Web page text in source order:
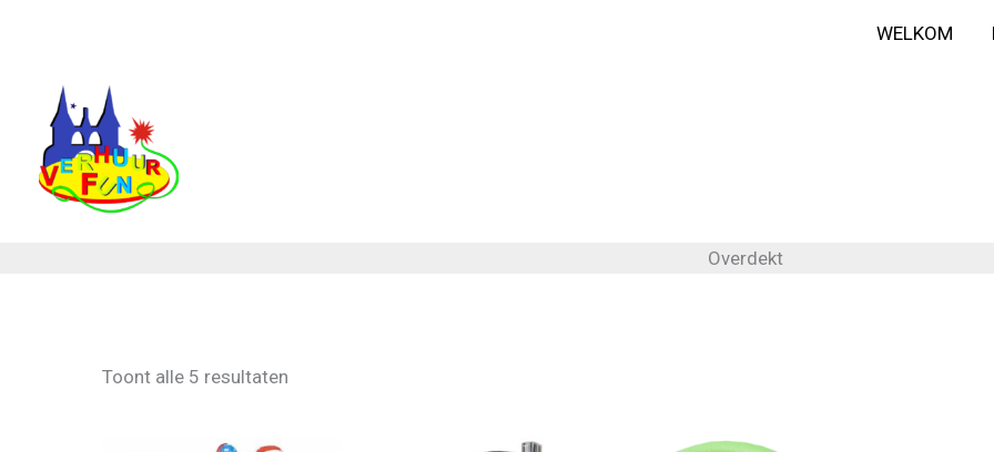
inhoud
WELKOM
Overdekt
Toont alle 5 resultaten